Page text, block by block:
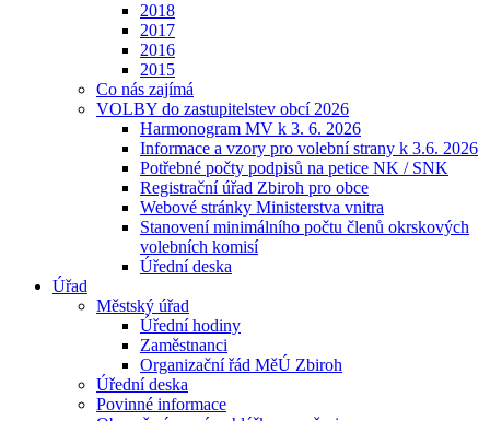
2018
2017
2016
2015
Co nás zajímá
VOLBY do zastupitelstev obcí 2026
Harmonogram MV k 3. 6. 2026
Informace a vzory pro volební strany k 3.6. 2026
Potřebné počty podpisů na petice NK / SNK
Registrační úřad Zbiroh pro obce
Webové stránky Ministerstva vnitra
Stanovení minimálního počtu členů okrskových
volebních komisí
Úřední deska
Úřad
Městský úřad
Úřední hodiny
Zaměstnanci
Organizační řád MěÚ Zbiroh
Úřední deska
Povinné informace